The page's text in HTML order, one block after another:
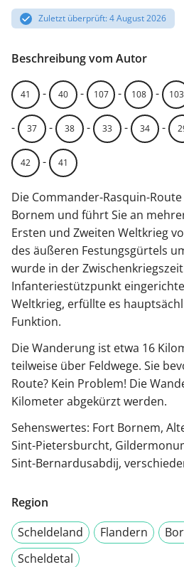
Zuletzt überprüft: 4 August 2026
Beschreibung vom Autor
41 - 40 - 107 - 108 - 103
- 37 - 38 - 33 - 34 -
42 - 41
Die Commander-Rasquin-
Bornem und führt Sie an
Ersten und Zweiten Weltkrieg
des äußeren Festungsgürtels
wurde in der
Infanteriestützpunkt
Weltkrieg, erfüllte es
Funktion.
Die Wanderung ist etwa 16
teilweise über Feldwege. Sie
Route? Kein Problem! Die
Kilometer abgekürzt werden.
Sehenswertes: Fort Bornem,
Sint-Pietersburcht,
Sint-Bernardusabdij,
Region
Scheldeland
Flandern
Scheldetal